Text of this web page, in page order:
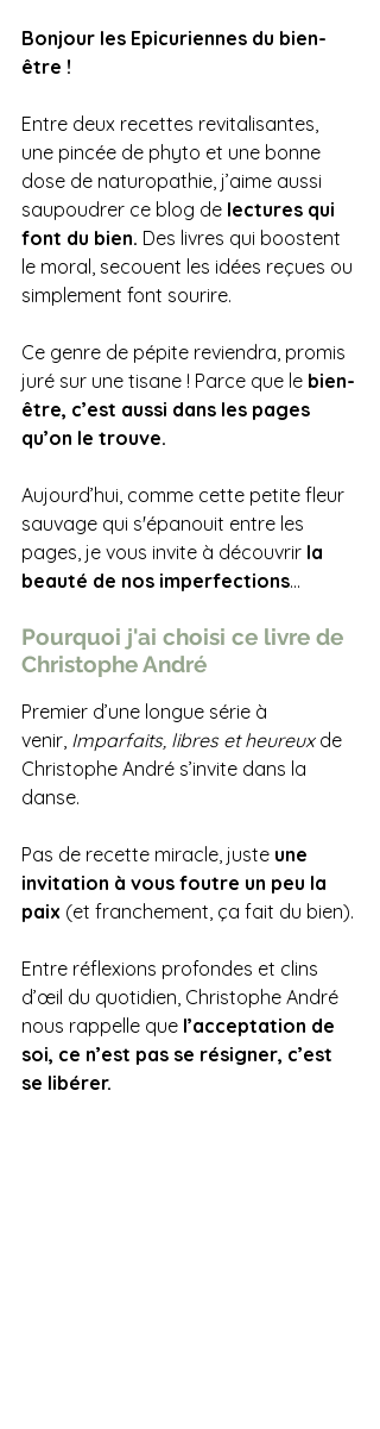
Bonjour les Epicuriennes du bien-
être !
Entre deux recettes revitalisantes,
une pincée de phyto et une bonne
dose de naturopathie, j’aime aussi
saupoudrer ce blog de lectures qui
font du bien. Des livres qui boostent
le moral, secouent les idées reçues ou
simplement font sourire.
Ce genre de pépite reviendra, promis
juré sur une tisane ! Parce que le bien-
être, c’est aussi dans les pages
qu’on le trouve.
Aujourd’hui, comme cette petite fleur
sauvage qui s'épanouit entre les
pages, je vous invite à découvrir la
beauté de nos imperfections...
Pourquoi j'ai choisi ce livre de
Christophe André
Premier d’une longue série à
venir, Imparfaits, libres et heureux de
Christophe André s’invite dans la
danse.
Pas de recette miracle, juste une
invitation à vous foutre un peu la
paix (et franchement, ça fait du bien).
Entre réflexions profondes et clins
d’œil du quotidien, Christophe André
nous rappelle que l’acceptation de
soi, ce n’est pas se résigner, c’est
se libérer.